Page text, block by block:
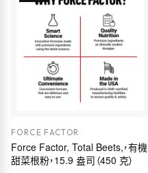
FORCE FACTOR
Force Factor, Total Beets,，有機
甜菜根粉，15.9 盎司（450 克）